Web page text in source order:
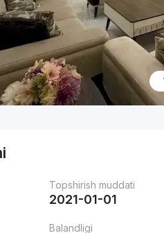
Topshirish muddati
2021-01-01
Balandligi